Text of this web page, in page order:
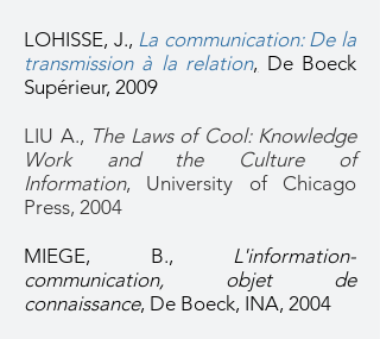
LOHISSE, J., La communication: De la
transmission à la relation, De Boeck
Supérieur, 2009
LIU A., The Laws of Cool: Knowledge
Work and the Culture of
Information, University of Chicago
Press, 2004
MIEGE, B., L'information-
communication, objet de
connaissance, De Boeck, INA, 2004